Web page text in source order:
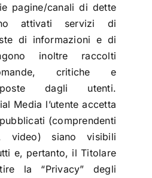
pagine/canali di dette
attivati servizi di
di informazioni e di
inoltre raccolti
critiche e
poste dagli utenti.
Media l’utente accetta
(comprendenti
video) siano visibili
e, pertanto, il Titolare
la “Privacy” degli